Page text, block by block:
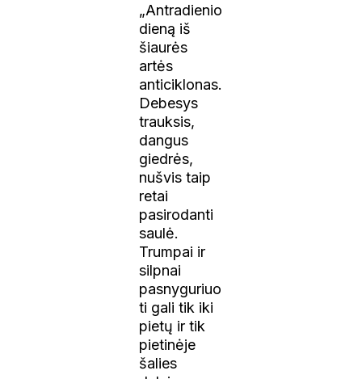
„Antradienio
dieną iš
šiaurės
artės
anticiklonas.
Debesys
trauksis,
dangus
giedrės,
nušvis taip
retai
pasirodanti
saulė.
Trumpai ir
silpnai
pasnyguriuo
ti gali tik iki
pietų ir tik
pietinėje
šalies